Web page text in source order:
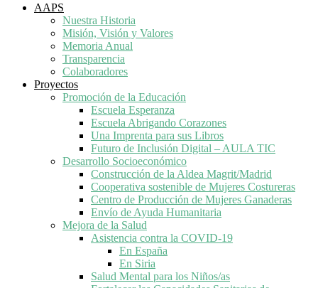
AAPS
Nuestra Historia
Misión, Visión y Valores
Memoria Anual
Transparencia
Colaboradores
Proyectos
Promoción de la Educación
Escuela Esperanza
Escuela Abrigando Corazones
Una Imprenta para sus Libros
Futuro de Inclusión Digital – AULA TIC
Desarrollo Socioeconómico
Construcción de la Aldea Magrit/Madrid
Cooperativa sostenible de Mujeres Costureras
Centro de Producción de Mujeres Ganaderas
Envío de Ayuda Humanitaria
Mejora de la Salud
Asistencia contra la COVID-19
En España
En Siria
Salud Mental para los Niños/as